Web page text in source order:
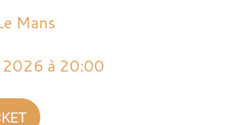
Mans
2026 à 20:00